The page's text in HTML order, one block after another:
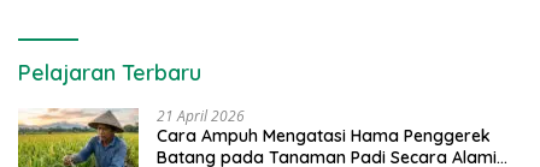
Pelajaran Terbaru
21 April 2026
Cara Ampuh Mengatasi Hama Penggerek
Batang pada Tanaman Padi Secara Alami